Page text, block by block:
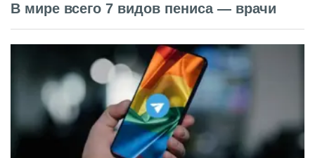
В мире всего 7 видов пениса — врачи